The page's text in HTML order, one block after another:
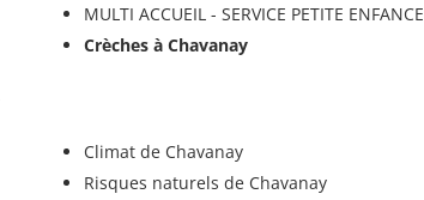
MULTI ACCUEIL - SERVICE PETITE ENFANCE
Crèches à Chavanay
Climat de Chavanay
Risques naturels de Chavanay